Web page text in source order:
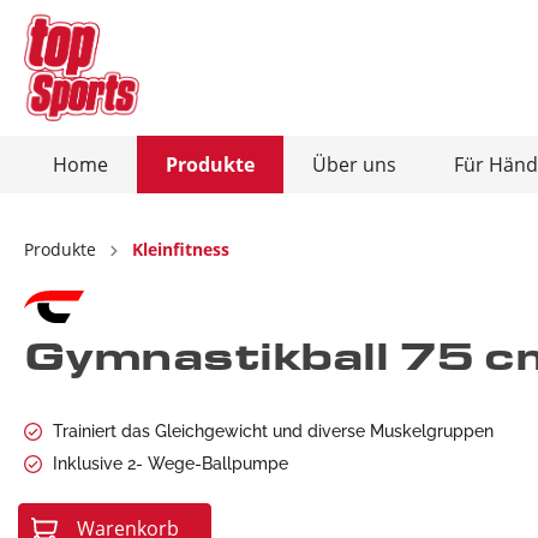
Home Produkte Über uns Für
Zur Kategorie Produkte
Ausdauersport
Heimtrainer / Ergometer
Laufbänder
Rudergeräte
Vibrationsplatten
Kraft
Zur Kategorie Über uns
Christopeit-Connect-App
Produkte Kleinfitness
Gymnastikball 75
Trainiert das Gleichgewicht und diverse Muskelgruppen
Inklusive 2- Wege-Ballpumpe
Warenkorb